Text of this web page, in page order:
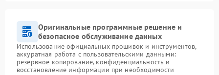
Оригинальные программные решение и
безопасное обслуживание данных
Использование официальных прошивок и инструментов,
аккуратная работа с пользовательскими данными:
резервное копирование, конфиденциальность и
восстановление информации при необходимости